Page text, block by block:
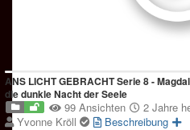
ANS LICHT GEBRACHT Serie 8 -
die dunkle Nacht der Seele
99 Ansichten
2 Jahre
Yvonne Kröll
Beschreibung